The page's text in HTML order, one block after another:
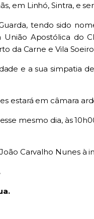
em Linhó, Sintra, e
tendo sido
Apostólica do
da Carne e Vila
e a sua simpatia
estará em câmara
mesmo dia, às
Carvalho Nunes